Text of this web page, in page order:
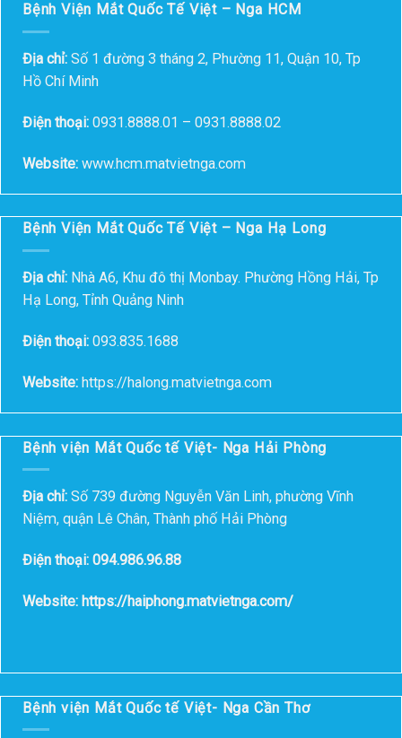
Bệnh Viện Mắt Quốc Tế Việt – Nga HCM
Địa chỉ: Số 1 đường 3 tháng 2, Phường 11, Quận 10, Tp
Hồ Chí Minh
Điện thoại: 0931.8888.01 – 0931.8888.02
Website: www.hcm.matvietnga.com
Bệnh Viện Mắt Quốc Tế Việt – Nga Hạ Long
Địa chỉ: Nhà A6, Khu đô thị Monbay. Phường Hồng Hải, Tp
Hạ Long, Tỉnh Quảng Ninh
Điện thoại: 093.835.1688
Website: https://halong.matvietnga.com
Bệnh viện Mắt Quốc tế Việt- Nga Hải Phòng
Địa chỉ: Số 739 đường Nguyễn Văn Linh, phường Vĩnh
Niệm, quận Lê Chân, Thành phố Hải Phòng
Điện thoại: 094.986.96.88
Website: https://haiphong.matvietnga.com/
Bệnh viện Mắt Quốc tế Việt- Nga Cần Thơ